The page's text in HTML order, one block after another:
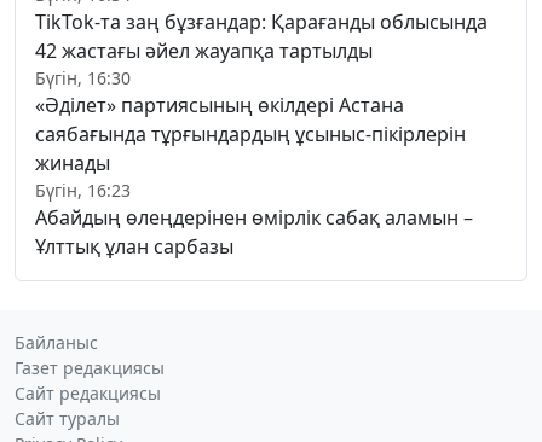
TikTok-та заң бұзғандар: Қарағанды облысында
42 жастағы әйел жауапқа тартылды
Бүгін, 16:30
«Әділет» партиясының өкілдері Астана
саябағында тұрғындардың ұсыныс-пікірлерін
жинады
Бүгін, 16:23
Абайдың өлеңдерінен өмірлік сабақ аламын –
Ұлттық ұлан сарбазы
Байланыс
Газет редакциясы
Сайт редакциясы
Сайт туралы